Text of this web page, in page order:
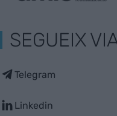
SEGUEIX
Telegram
Linkedin